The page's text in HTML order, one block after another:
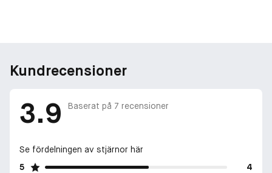
Kundrecensioner
3.9 Baserat på 7 recensioner
Se fördelningen av stjärnor här
5
4